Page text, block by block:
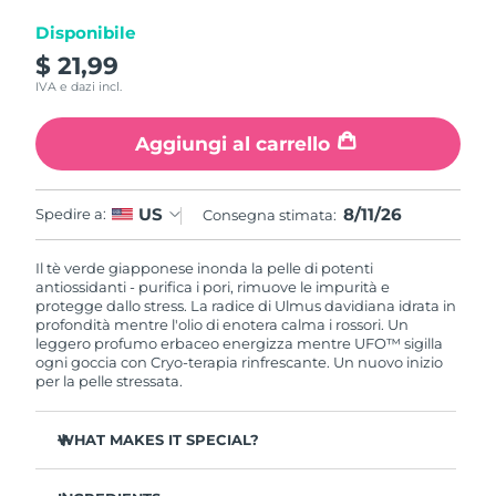
Disponibile
$ 21,99
IVA e dazi incl.
Aggiungi al carrello
Spedire a: US Consegna stimata: 8/11/26
Il tè verde giapponese inonda la pelle di potenti
antiossidanti - purifica i pori, rimuove le impurità e
protegge dallo stress. La radice di Ulmus davidiana idrata in
profondità mentre l'olio di enotera calma i rossori. Un
leggero profumo erbaceo energizza mentre UFO™ sigilla
ogni goccia con Cryo-terapia rinfrescante. Un nuovo inizio
per la pelle stressata.
WHAT MAKES IT SPECIAL?
RAS di Macao
Malta Consegna stimata 8/10/26
Messico Consegna stimata
Monaco Consegna stimata
Paesi Bassi Consegna stimata8/10/26
Nuova Zelanda Consegna stimata 8/10/26
Norvegia Consegna stimata8/10/26
Oman Consegna stimata8/13/26